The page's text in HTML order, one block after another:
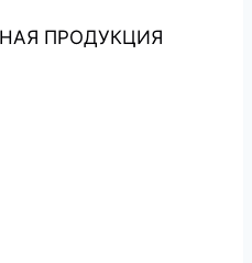
ПРОДУКЦИЯ